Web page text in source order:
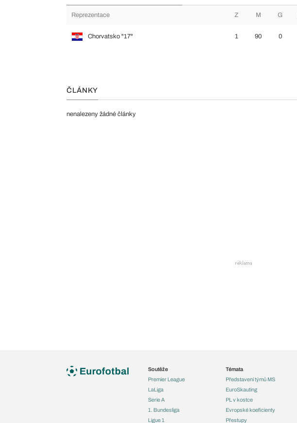
Reprezentace Z M G
Chorvatsko "17" 1 90 0
ČLÁNKY
nenalezeny žádné články
Soutěže
Premier League
LaLiga
Serie A
1. Bundesliga
Ligue 1
Témata
Představení týmů MS
EuroSkauting
PL v kostce
Evropské koeficienty
Přestupy